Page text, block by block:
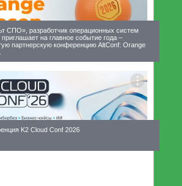
СПО», разработчик операционных систем
приглашает на главное событие года –
партнерскую конференцию AltConf: Orange
K2 Cloud Conf 2026